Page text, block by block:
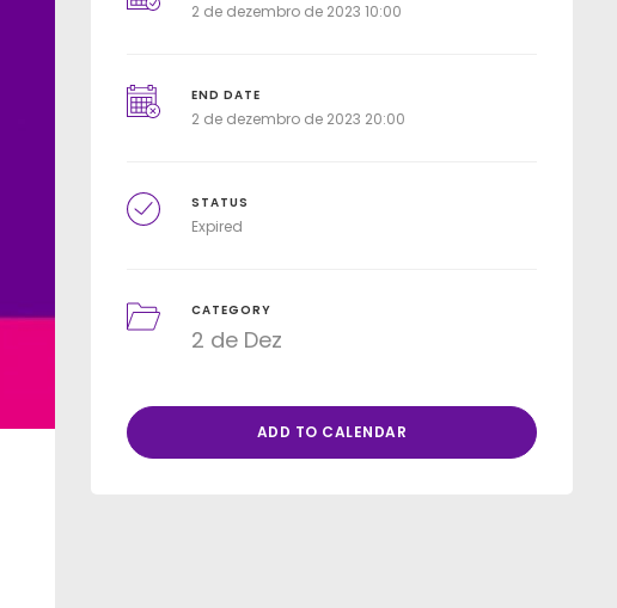
2 de dezembro de 2023 10:00
END DATE
2 de dezembro de 2023 20:00
STATUS
Expired
CATEGORY
2 de Dez
ADD TO CALENDAR